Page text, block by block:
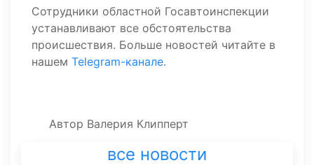
Сотрудники областной Госавтоинспекции
устанавливают все обстоятельства
происшествия. Больше новостей читайте в
нашем Telegram-канале.
Автор Валерия Клипперт
все новости